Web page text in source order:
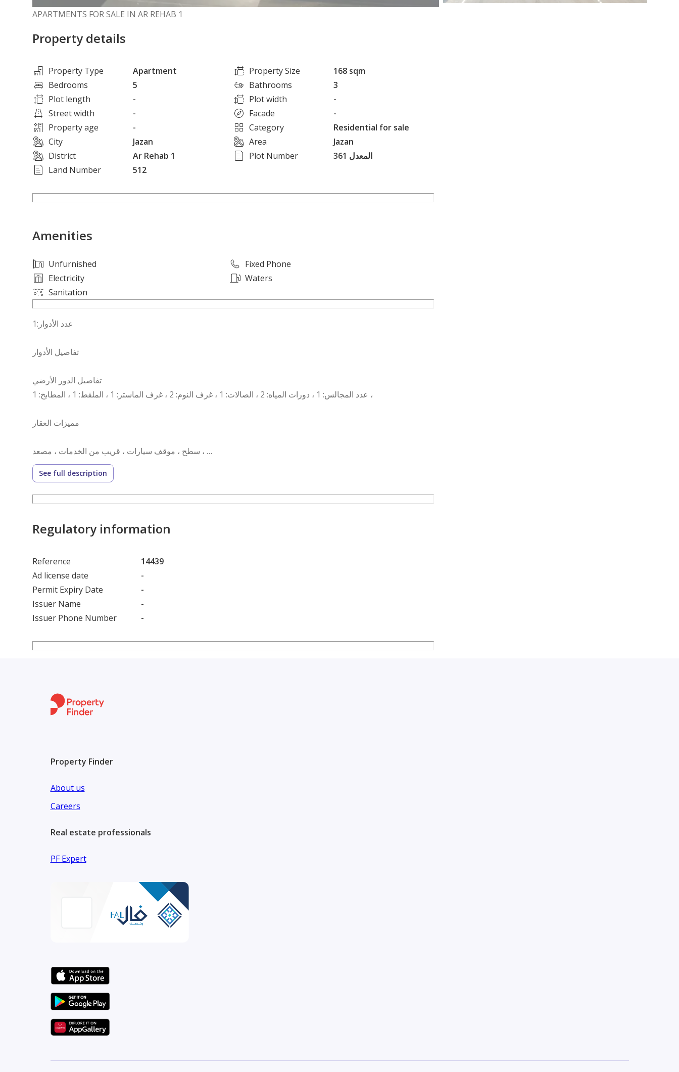
APARTMENTS FOR SALE IN AR REHAB 1
Property details
Property Type Apartment Property Size
168 sqm
Bedrooms
5 Bathrooms
3
Plot length
- Plot width
-
Street width
- Facade
-
Property age
- Category
Residential for sale
City
Jazan Area
Jazan
District
Ar Rehab 1 Plot Number
361 المعدل
Land Number
512
Amenities
Unfurnished
Fixed Phone
Electricity
Waters
Sanitation
تفاصيل الأدوار
تفاصيل الدور الأرضي
عدد المجالس: 1 ، دورات المياه: 2 ، الصالات: 1 ، غرف النوم: 2 ، غرف الماستر: 1 ، الملقط: 1 ، المطابخ: 1 ،
سطح ، موقف سيارات ، قريب من الخدمات ، مصعد ،
رقم العرض: 14439
رقم ترخيص الإعلان: 7200617718
رقم الجوال: +966535973003
See full description
Regulatory information
Reference
14439
Ad license date
-
Permit Expiry Date
-
Issuer Name
-
Issuer Phone Number
-
Property Finder
About us
Careers
Real estate professionals
PF Expert